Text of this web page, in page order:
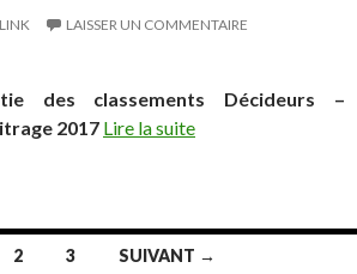
LAISSER UN COMMENTAIRE
des classements Décideurs –
2017 Lire la suite
2 3 SUIVANT →